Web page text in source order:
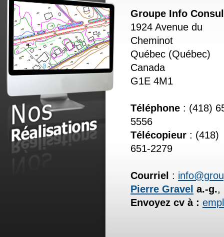
Groupe Info
1924 Avenue du
Cheminot
Québec (Québec)
Canada
G1E 4M1
Téléphone : (418)
5556
Télécopieur : (418)
651-2279
Courriel :
Pierre Gravel a.-g.,
Envoyez cv à :